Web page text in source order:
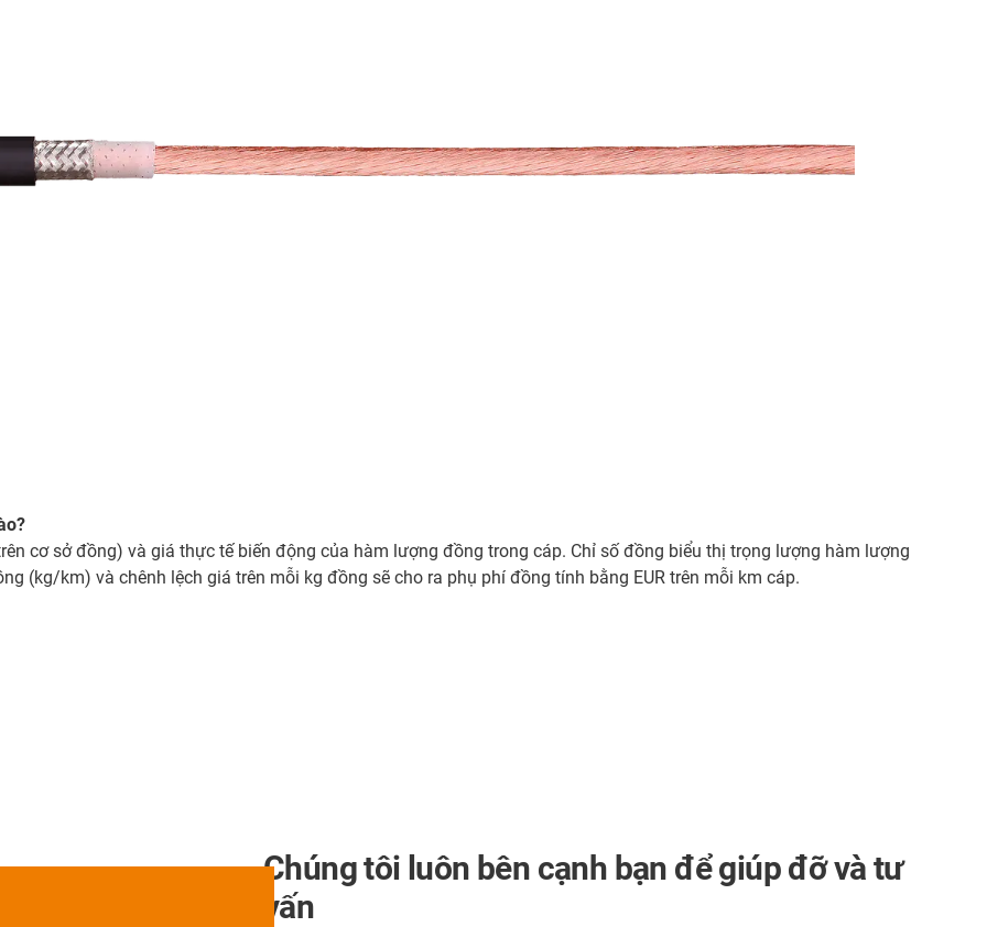
cơ sở đồng) và giá thực tế biến động của hàm lượng đồng trong cáp. Chỉ số đồng biểu thị trọng lượng hàm lượng
(kg/km) và chênh lệch giá trên mỗi kg đồng sẽ cho ra phụ phí đồng tính bằng EUR trên mỗi km cáp.
Chúng tôi luôn bên cạnh bạn để giúp đỡ và tư
vấn